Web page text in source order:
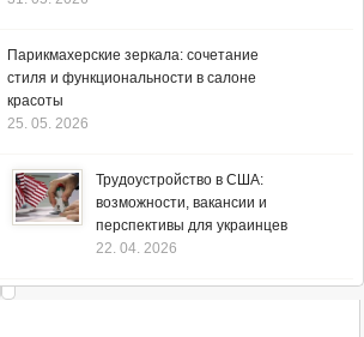
Парикмахерские зеркала: сочетание
стиля и функциональности в салоне
красоты
25. 05. 2026
Трудоустройство в США:
возможности, вакансии и
перспективы для украинцев
22. 04. 2026